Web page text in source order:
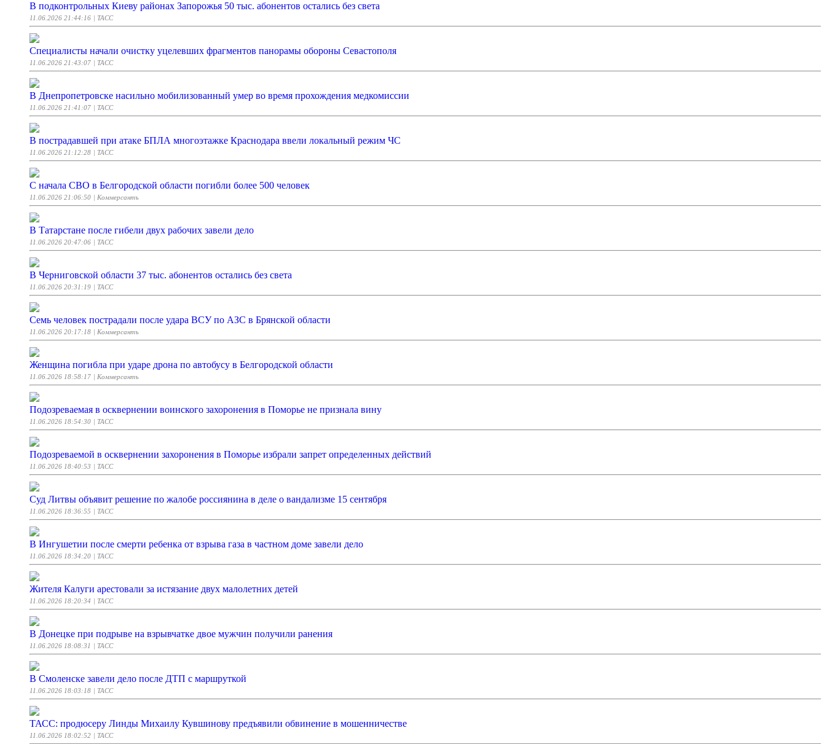
В подконтрольных Киеву районах Запорожья 50 тыс. абонентов остались без света
11.06.2026 21:44:16 | ТАСС
Специалисты начали очистку уцелевших фрагментов панорамы обороны Севастополя
11.06.2026 21:43:07 | ТАСС
В Днепропетровске насильно мобилизованный умер во время прохождения медкомиссии
11.06.2026 21:41:07 | ТАСС
В пострадавшей при атаке БПЛА многоэтажке Краснодара ввели локальный режим ЧС
11.06.2026 21:12:28 | ТАСС
С начала СВО в Белгородской области погибли более 500 человек
11.06.2026 21:06:50 | Коммерсантъ
В Татарстане после гибели двух рабочих завели дело
11.06.2026 20:47:06 | ТАСС
В Черниговской области 37 тыс. абонентов остались без света
11.06.2026 20:31:19 | ТАСС
Семь человек пострадали после удара ВСУ по АЗС в Брянской области
11.06.2026 20:17:18 | Коммерсантъ
Женщина погибла при ударе дрона по автобусу в Белгородской области
11.06.2026 18:58:17 | Коммерсантъ
Подозреваемая в осквернении воинского захоронения в Поморье не признала вину
11.06.2026 18:54:30 | ТАСС
Подозреваемой в осквернении захоронения в Поморье избрали запрет определенных действий
11.06.2026 18:40:53 | ТАСС
Суд Литвы объявит решение по жалобе россиянина в деле о вандализме 15 сентября
11.06.2026 18:36:55 | ТАСС
В Ингушетии после смерти ребенка от взрыва газа в частном доме завели дело
11.06.2026 18:34:20 | ТАСС
Жителя Калуги арестовали за истязание двух малолетних детей
11.06.2026 18:20:34 | ТАСС
В Донецке при подрыве на взрывчатке двое мужчин получили ранения
11.06.2026 18:08:31 | ТАСС
В Смоленске завели дело после ДТП с маршруткой
11.06.2026 18:03:18 | ТАСС
ТАСС: продюсеру Линды Михаилу Кувшинову предъявили обвинение в мошенничестве
11.06.2026 18:02:52 | ТАСС